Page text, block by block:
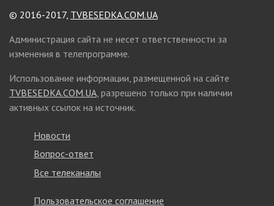
© 2016-2017, TVBESEDKA.COM.UA
Администрация сайта не несет ответственности за
изменения в телепрограмме.
Использование информации, размещенной на сайте
TVBESEDKA.COM.UA , разрешено только при наличии
активных ссылок на источник.
Новости
Вопрос-ответ
Все телеканалы
Пользовательское соглашение